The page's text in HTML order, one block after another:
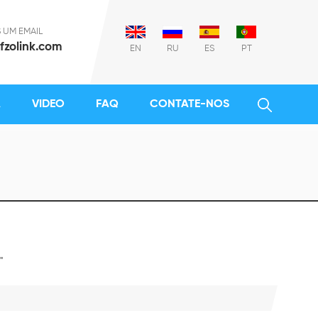
EN RU ES PT
EMAIL
VIDEO FAQ CONTATE-NOS